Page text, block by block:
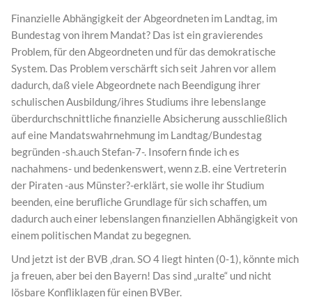
Finanzielle Abhängigkeit der Abgeordneten im Landtag, im
Bundestag von ihrem Mandat? Das ist ein gravierendes
Problem, für den Abgeordneten und für das demokratische
System. Das Problem verschärft sich seit Jahren vor allem
dadurch, daß viele Abgeordnete nach Beendigung ihrer
schulischen Ausbildung/ihres Studiums ihre lebenslange
überdurchschnittliche finanzielle Absicherung ausschließlich
auf eine Mandatswahrnehmung im Landtag/Bundestag
begründen -sh.auch Stefan-7-. Insofern finde ich es
nachahmens- und bedenkenswert, wenn z.B. eine Vertreterin
der Piraten -aus Münster?-erklärt, sie wolle ihr Studium
beenden, eine berufliche Grundlage für sich schaffen, um
dadurch auch einer lebenslangen finanziellen Abhängigkeit von
einem politischen Mandat zu begegnen.
Und jetzt ist der BVB ‚dran. SO 4 liegt hinten (0-1), könnte mich
ja freuen, aber bei den Bayern! Das sind „uralte“ und nicht
lösbare Konfliklagen für einen BVBer.